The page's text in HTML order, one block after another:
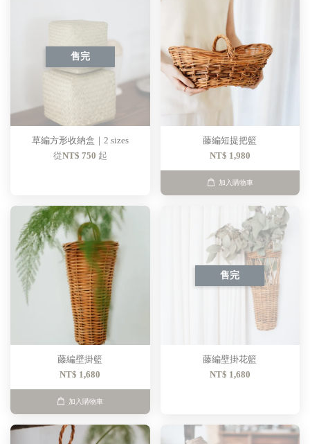
售完
草編方形收納盒｜2 sizes
從NT$ 750 起
藤編短提把籃
NT$ 1,980
加入購物車
藤編壁掛籃
NT$ 1,680
加入購物車
售完
藤編壁掛花籃
NT$ 1,680